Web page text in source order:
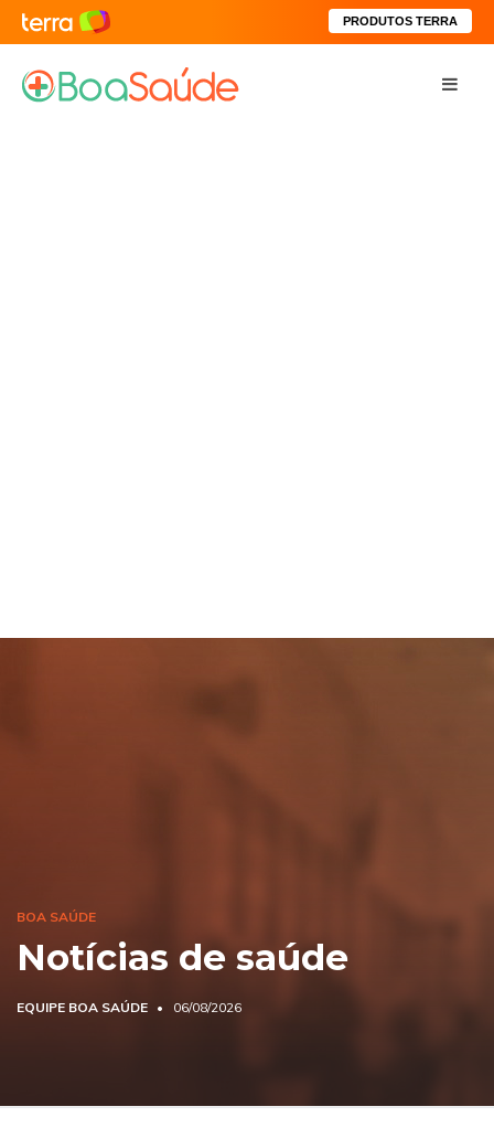
PRODUTOS TERRA
BOA SAÚDE
Notícias de saúde
EQUIPE BOA SAÚDE 06/08/2026